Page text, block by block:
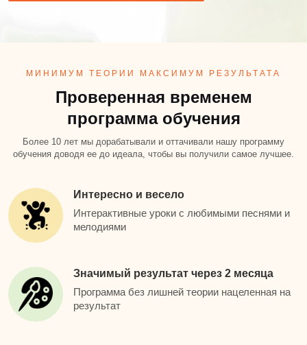
МИНИМУМ ТЕОРИИ МАКСИМУМ РЕЗУЛЬТАТА
Проверенная временем
программа обучения
Более 10 лет мы дорабатывали и оттачивали нашу программу
обучения доводя ее до идеала, чтобы вы получили самое лучшее.
Интересно и весело
Интерактивные уроки с любимыми песнями и
мелодиями
Значимый результат через 2 месяца
Программа без лишней теории нацеленная на
результат